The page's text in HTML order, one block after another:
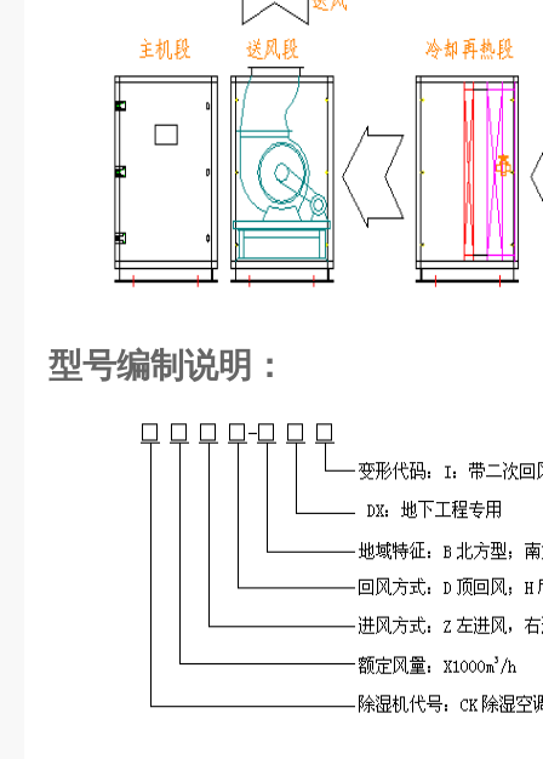
型号编制说明：